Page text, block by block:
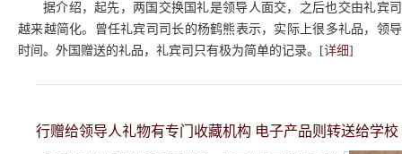
据介绍，起先，两国交换国礼是领导人面交，之后也交由礼宾
越来越简化。曾任礼宾司司长的杨鹤熊表示，实际上很多礼品，领
时间。外国赠送的礼品，礼宾司只有极为简单的记录。[详细]
行赠给领导人礼物有专门收藏机构 电子产品则转送给学校